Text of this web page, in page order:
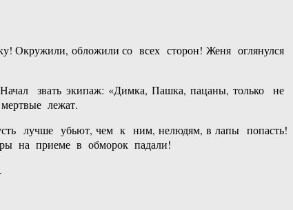
обложили со всех сторон! Женя оглянулся
звать экипаж: «Димка, Пашка, пацаны, только не
лежат.
лучше убьют, чем к ним, нелюдям, в лапы попасть!
на приеме в обморок падали!